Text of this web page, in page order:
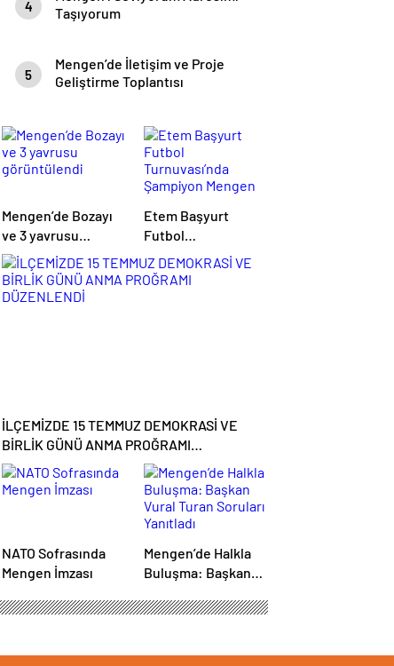
4
Taşıyorum
5
Mengen’de İletişim ve Proje
Geliştirme Toplantısı
Mengen’de Bozayı
ve 3 yavrusu
görüntülendi
Etem Başyurt
Futbol
Turnuvası’nda
Şampiyon Mengen
İLÇEMİZDE 15 TEMMUZ DEMOKRASİ VE
BİRLİK GÜNÜ ANMA PROĞRAMI
DÜZENLENDİ
NATO Sofrasında
Mengen İmzası
Mengen’de Halkla
Buluşma: Başkan
Yanıtladı